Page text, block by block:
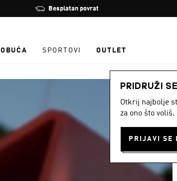
Zaustavi
rotaciju
Učlani se i ostvari 10 % popusta
OBUĆA SPORTOVI OUTLET
PRIDRUŽI
Otkrij najbolje
za ono što voliš.